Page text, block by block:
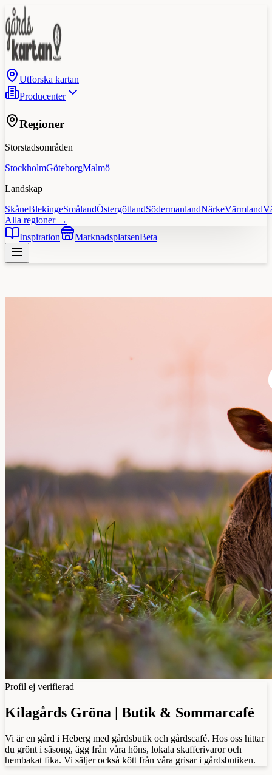
Utforska kartan
Producenter
Regioner
Storstadsområden
StockholmGöteborgMalmö
Landskap
SkåneBlekingeSmålandÖstergötlandSödermanlandNärkeVärmland
Alla regioner →
Inspiration
MarknadsplatsenBeta
Profil ej verifierad
Kilagårds Gröna | Butik & Sommarcafé
Vi är en gård i Heberg med gårdsbutik och gårdscafé. Hos oss hittar
du grönt i säsong, ägg från våra höns, lokala skafferivaror och
hembakat fika. Vi säljer också kött från våra grisar i gårdsbutiken.